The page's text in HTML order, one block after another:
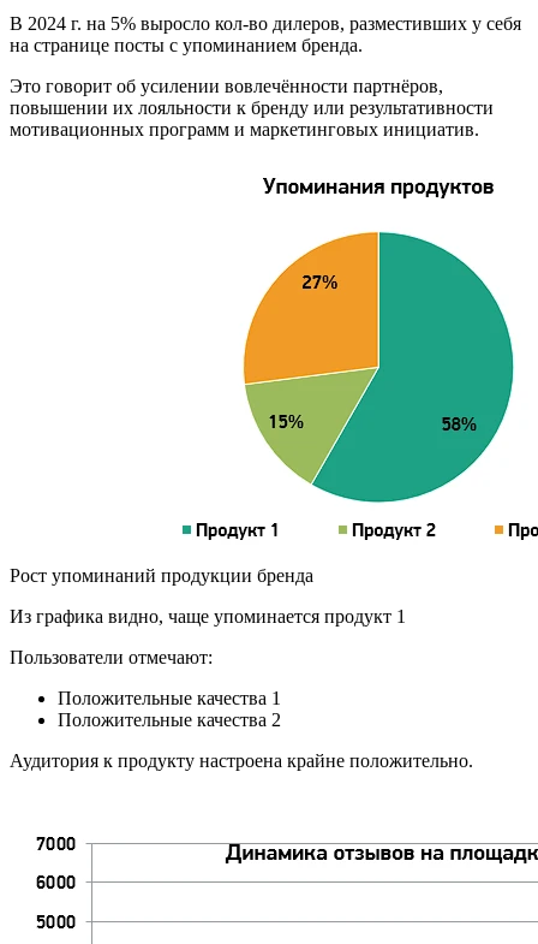
В 2024 г. на 5% выросло кол-во дилеров, разместивших у себя
на странице посты с упоминанием бренда.
Это говорит об усилении вовлечённости партнёров,
повышении их лояльности к бренду или результативности
мотивационных программ и маркетинговых инициатив.
Рост упоминаний продукции бренда
Из графика видно, чаще упоминается продукт 1
Пользователи отмечают:
Положительные качества 1
Положительные качества 2
Аудитория к продукту настроена крайне положительно.